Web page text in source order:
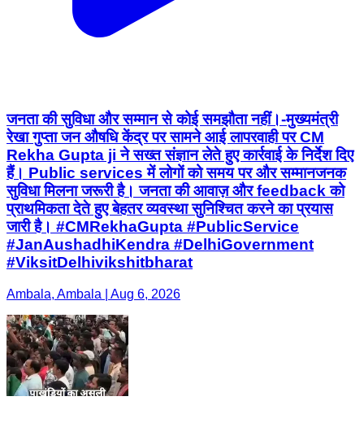
जनता की सुविधा और सम्मान से कोई समझौता नहीं।-मुख्यमंत्री
रेखा गुप्ता जन औषधि केंद्र पर सामने आई लापरवाही पर CM
Rekha Gupta ji ने सख्त संज्ञान लेते हुए कार्रवाई के निर्देश दिए
हैं। Public services में लोगों को समय पर और सम्मानजनक
सुविधा मिलना जरूरी है। जनता की आवाज़ और feedback को
प्राथमिकता देते हुए बेहतर व्यवस्था सुनिश्चित करने का प्रयास
जारी है। #CMRekhaGupta #PublicService
#JanAushadhiKendra #DelhiGovernment
#ViksitDelhivikshitbharat
Ambala, Ambala | Aug 6, 2026